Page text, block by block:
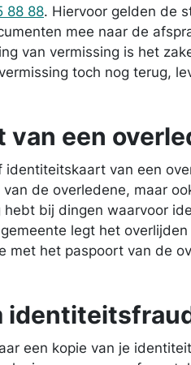
88 88. Hiervoor gelden de
mee naar de
van vermissing is het
toch nog terug,
van een
identiteitskaart van een
de overledene, maar
hebt bij dingen waarvoor
legt het
met het paspoort van de
een kopie van je